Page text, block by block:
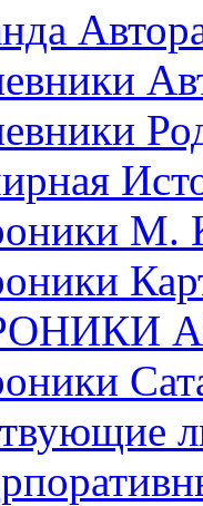
М.